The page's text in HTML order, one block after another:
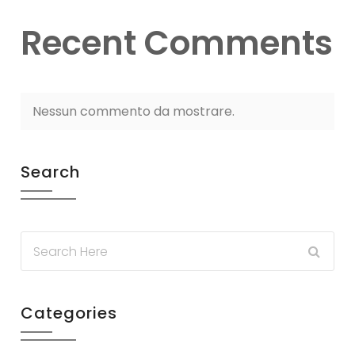
Recent Comments
Nessun commento da mostrare.
Search
Categories